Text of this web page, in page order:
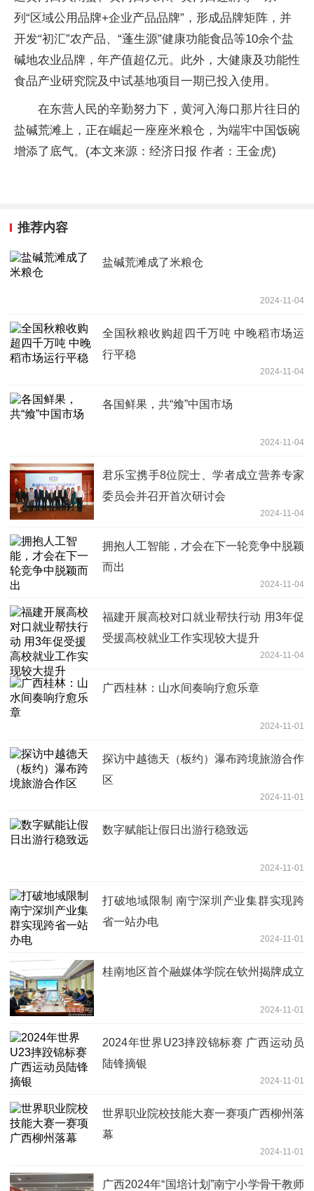
列“区域公用品牌+企业产品品牌”，形成品牌矩阵，并
开发“初汇”农产品、“蓬生源”健康功能食品等10余个盐
碱地农业品牌，年产值超亿元。此外，大健康及功能性
食品产业研究院及中试基地项目一期已投入使用。
在东营人民的辛勤努力下，黄河入海口那片往日的
盐碱荒滩上，正在崛起一座座米粮仓，为端牢中国饭碗
增添了底气。(本文来源：经济日报 作者：王金虎)
推荐内容
盐碱荒滩成了米粮仓
2024-11-04
全国秋粮收购超四千万吨 中晚稻市场运
行平稳
2024-11-04
各国鲜果，共“飨”中国市场
2024-11-04
君乐宝携手8位院士、学者成立营养专家
委员会并召开首次研讨会
2024-11-04
拥抱人工智能，才会在下一轮竞争中脱颖
而出
2024-11-04
福建开展高校对口就业帮扶行动 用3年促
受援高校就业工作实现较大提升
2024-11-04
广西桂林：山水间奏响疗愈乐章
2024-11-01
探访中越德天（板约）瀑布跨境旅游合作
区
2024-11-01
数字赋能让假日出游行稳致远
2024-11-01
打破地域限制 南宁深圳产业集群实现跨
省一站办电
2024-11-01
桂南地区首个融媒体学院在钦州揭牌成立
2024-11-01
2024年世界U23摔跤锦标赛 广西运动员
陆锋摘银
2024-11-01
世界职业院校技能大赛一赛项广西柳州落
幕
2024-11-01
广西2024年“国培计划”南宁小学骨干教师